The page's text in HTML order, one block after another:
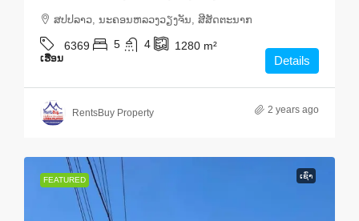
ສ​ປ​ປ​ລາວ, ນະຄອນຫລວງວຽງຈັນ, ສີສັດຕະນາກ
6369 5 4 1280 m²
ເຮືອນ Details
RentsBuy Property 2 years ago
FEATURED ເຊົ່າ